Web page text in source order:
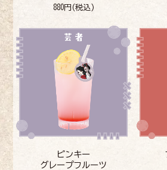
880円(税込)
ピンキー
グレープフルーツ